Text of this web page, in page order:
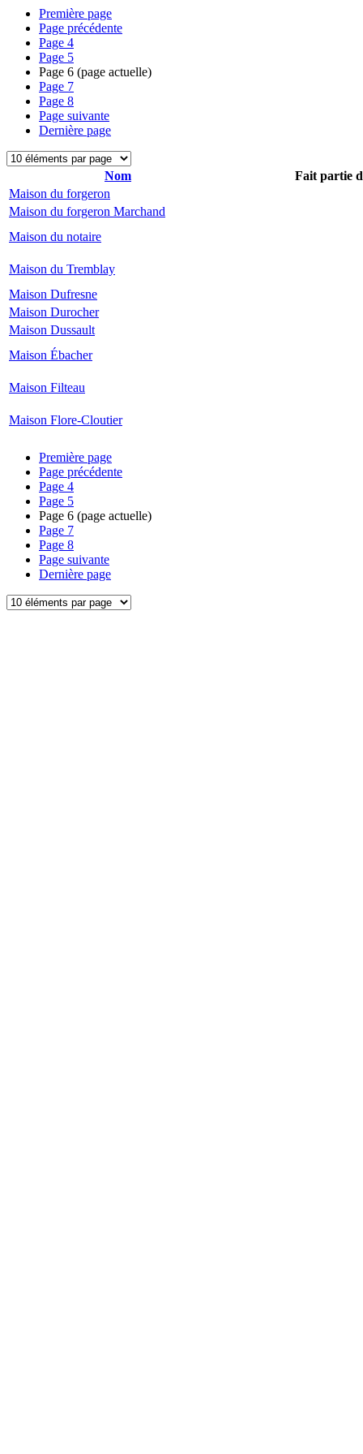
Première page
Page précédente
Page 4
Page 5
Page 6 (page actuelle)
Page 7
Page 8
Page suivante
Dernière page
Nom
Fait partie
Maison du forgeron
Maison du forgeron Marchand
Maison du notaire
Maison du Tremblay
Maison Dufresne
Maison Durocher
Maison Dussault
Maison Ébacher
Maison Filteau
Maison Flore-Cloutier
Première page
Page précédente
Page 4
Page 5
Page 6 (page actuelle)
Page 7
Page 8
Page suivante
Dernière page